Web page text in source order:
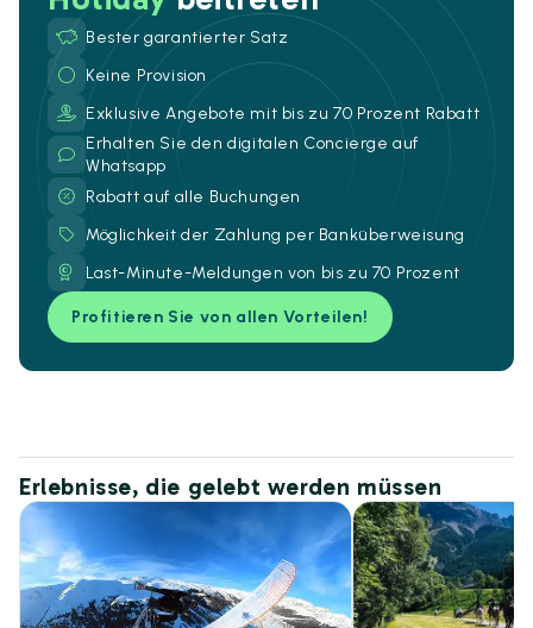
Bester garantierter Satz
Keine Provision
Exklusive Angebote mit bis zu 70 Prozent Rabatt
Erhalten Sie den digitalen Concierge auf
Whatsapp
Rabatt auf alle Buchungen
Möglichkeit der Zahlung per Banküberweisung
Last-Minute-Meldungen von bis zu 70 Prozent
Profitieren Sie von allen Vorteilen!
Erlebnisse, die gelebt werden müssen